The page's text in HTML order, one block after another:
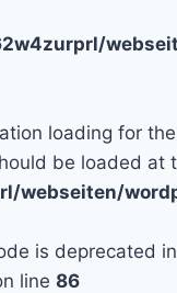
loading for the
be loaded at
webseiten/
is deprecated in
line 86